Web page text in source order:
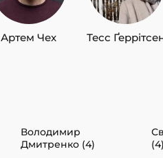
Артем Чех Тесс
Володимир
Дмитренко (4)
(4)